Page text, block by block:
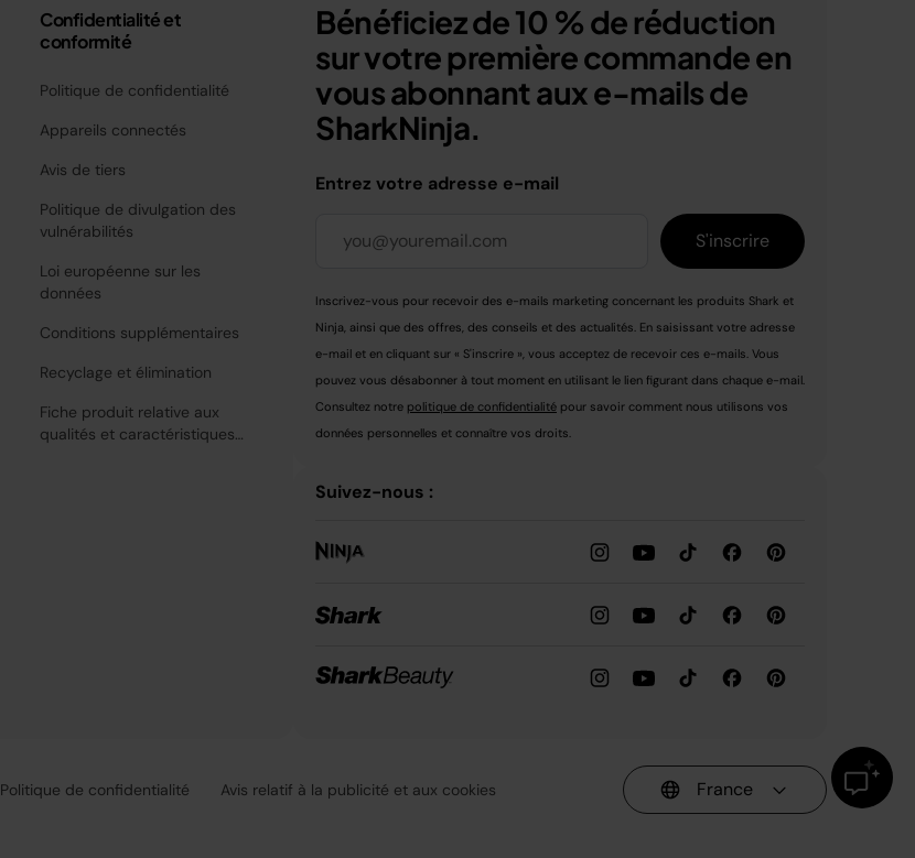
Confidentialité et
conformité
Politique de confidentialité
Appareils connectés
Avis de tiers
Politique de divulgation des
vulnérabilités
Loi européenne sur les
données
Conditions supplémentaires
Recyclage et élimination
Fiche produit relative aux
qualités et caractéristiques
Bénéficiez de 10 % de réduction
sur votre première commande en
vous abonnant aux e-mails de
SharkNinja.
Entrez votre adresse e-mail
S'inscrire
Inscrivez-vous pour recevoir des e-mails marketing concernant les produits Shark et
Ninja, ainsi que des offres, des conseils et des actualités. En saisissant votre adresse
e-mail et en cliquant sur « S'inscrire », vous acceptez de recevoir ces e-mails. Vous
pouvez vous désabonner à tout moment en utilisant le lien figurant dans chaque e-mail.
Consultez notre politique de confidentialité pour savoir comment nous utilisons vos
données personnelles et connaître vos droits.
Suivez-nous :
Politique de confidentialité Avis relatif à la publicité et aux cookies France